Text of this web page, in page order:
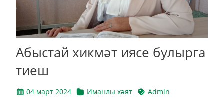
Абыстай хикмәт иясе булырга
тиеш
04 март 2024 Иманлы хәят Admin